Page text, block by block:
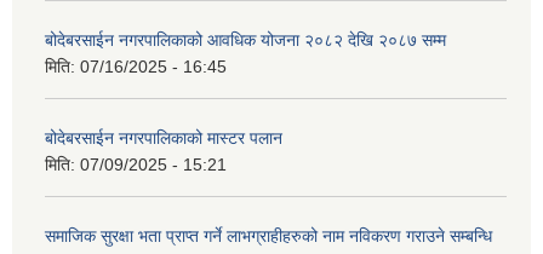
बोदेबरसाईन नगरपालिकाको आवधिक योजना २०८२ देखि २०८७ सम्म
मिति: 07/16/2025 - 16:45
बोदेबरसाईन नगरपालिकाको मास्टर पलान
मिति: 07/09/2025 - 15:21
समाजिक सुरक्षा भता प्राप्त गर्ने लाभग्राहीहरुको नाम नविकरण गराउने सम्बन्धि